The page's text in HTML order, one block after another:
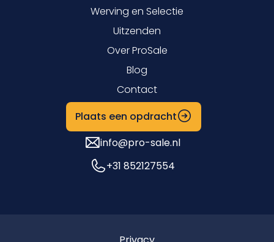
Werving en Selectie
Uitzenden
Over ProSale
Blog
Contact
Plaats een opdracht
info@pro-sale.nl
+31 852127554